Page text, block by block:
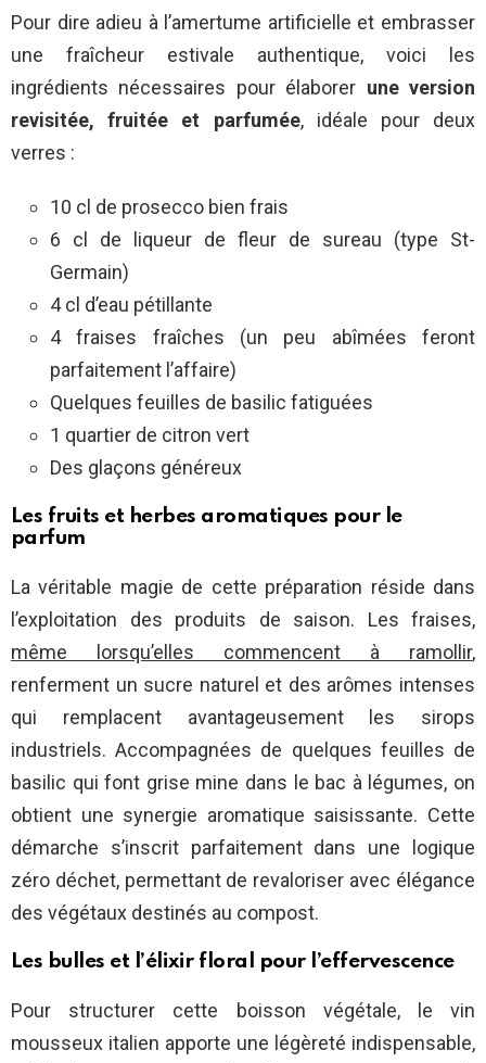
Pour dire adieu à l’amertume artificielle et embrasser
une fraîcheur estivale authentique, voici les
ingrédients nécessaires pour élaborer une version
revisitée, fruitée et parfumée, idéale pour deux
verres :
10 cl de prosecco bien frais
6 cl de liqueur de fleur de sureau (type St-
Germain)
4 cl d’eau pétillante
4 fraises fraîches (un peu abîmées feront
parfaitement l’affaire)
Quelques feuilles de basilic fatiguées
1 quartier de citron vert
Des glaçons généreux
Les fruits et herbes aromatiques pour le
parfum
La véritable magie de cette préparation réside dans
l’exploitation des produits de saison. Les fraises,
même lorsqu’elles commencent à ramollir,
renferment un sucre naturel et des arômes intenses
qui remplacent avantageusement les sirops
industriels. Accompagnées de quelques feuilles de
basilic qui font grise mine dans le bac à légumes, on
obtient une synergie aromatique saisissante. Cette
démarche s’inscrit parfaitement dans une logique
zéro déchet, permettant de revaloriser avec élégance
des végétaux destinés au compost.
Les bulles et l’élixir floral pour l’effervescence
Pour structurer cette boisson végétale, le vin
mousseux italien apporte une légèreté indispensable,